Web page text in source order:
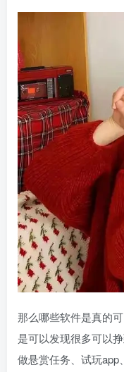
那么哪些软件是真的
是可以发现很多可以
做悬赏任务、试玩